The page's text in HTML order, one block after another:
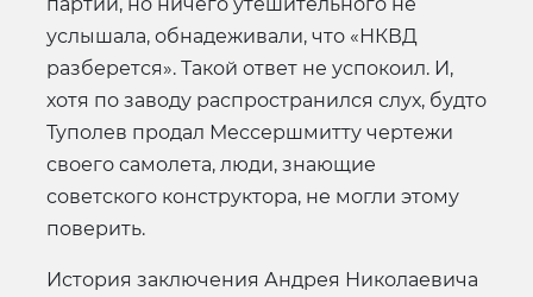
услышала, обнадеживали, что «НКВД
разберется». Такой ответ не успокоил. И,
хотя по заводу распространился слух, будто
Туполев продал Мессершмитту чертежи
своего самолета, люди, знающие
советского конструктора, не могли этому
поверить.
История заключения Андрея Николаевича